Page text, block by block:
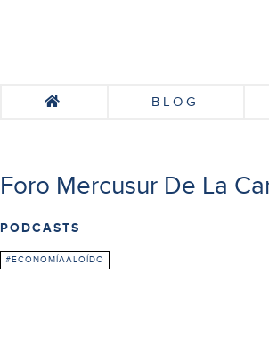
BLOG
Foro Mercusur De La
PODCASTS
#ECONOMÍAALOÍDO